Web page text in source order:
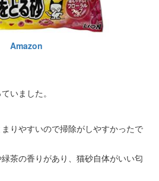
Amazon
いました。
りやすいので掃除がしやすかったで
茶の香りがあり、猫砂自体がいい匂